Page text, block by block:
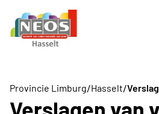
Provincie Limburg/Hasselt/
Verslagen van